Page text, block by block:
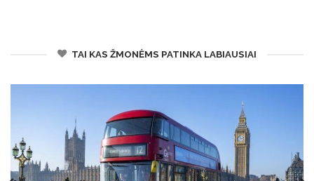
TAI KAS ŽMONĖMS PATINKA LABIAUSIAI